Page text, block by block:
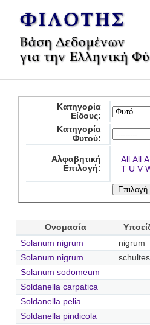
Κατηγορία
Είδους:
Κατηγορία
Φυτού:
Αλφαβητική
Επιλογή:
All All A
T U V
Ονομασία
Solanum nigrum
nigrum
Solanum nigrum
Solanum sodomeum
Soldanella carpatica
Soldanella pelia
Soldanella pindicola